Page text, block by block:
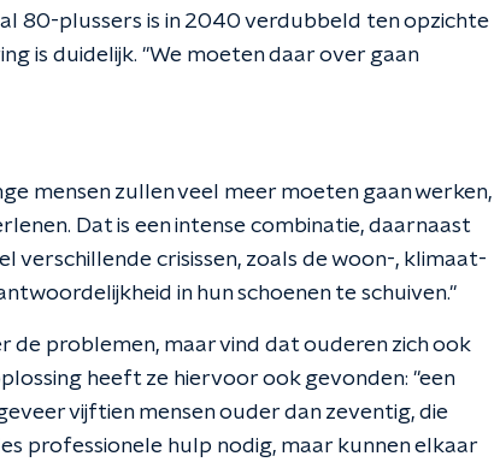
80-plussers is in 2040 verdubbeld ten opzichte
is duidelijk. "We moeten daar over gaan
mensen zullen veel meer moeten gaan werken,
Dat is een intense combinatie, daarnaast
verschillende crisissen, zoals de woon-, klimaat-
in hun schoenen te schuiven."
de problemen, maar vind dat ouderen zich ook
heeft ze hiervoor ook gevonden: "een
vijftien mensen ouder dan zeventig, die
professionele hulp nodig, maar kunnen elkaar